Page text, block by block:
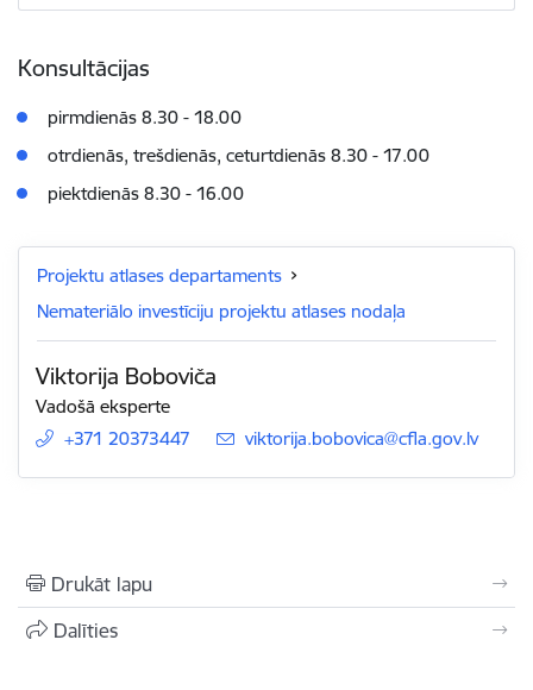
Konsultācijas
pirmdienās 8.30 - 18.00
otrdienās, trešdienās, ceturtdienās 8.30 - 17.00
piektdienās 8.30 - 16.00
Projektu atlases departaments
Nemateriālo investīciju projektu atlases nodaļa
Viktorija Boboviča
Vadošā eksperte
+371 20373447
E-pasts:
viktorija.bobovica@cfla.gov.lv
Drukāt lapu
Dalīties